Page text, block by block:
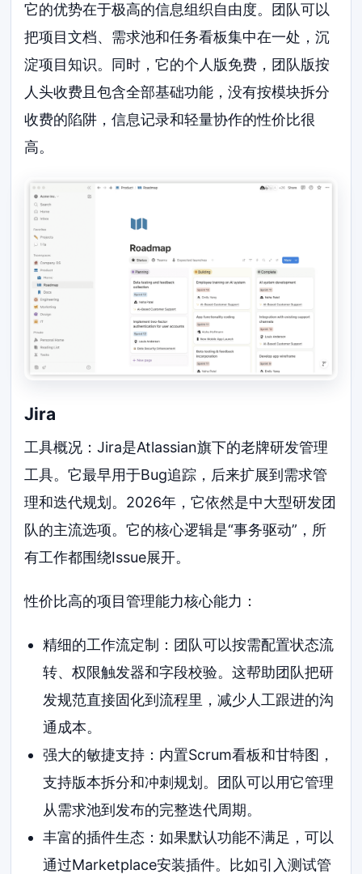
它的优势在于极高的信息组织自由度。团队可以
把项目文档、需求池和任务看板集中在一处，沉
淀项目知识。同时，它的个人版免费，团队版按
人头收费且包含全部基础功能，没有按模块拆分
收费的陷阱，信息记录和轻量协作的性价比很
高。
Jira
工具概况：Jira是Atlassian旗下的老牌研发管理
工具。它最早用于Bug追踪，后来扩展到需求管
理和迭代规划。2026年，它依然是中大型研发团
队的主流选项。它的核心逻辑是“事务驱动”，所
有工作都围绕Issue展开。
性价比高的项目管理能力核心能力：
精细的工作流定制：团队可以按需配置状态流
转、权限触发器和字段校验。这帮助团队把研
发规范直接固化到流程里，减少人工跟进的沟
通成本。
强大的敏捷支持：内置Scrum看板和甘特图，
支持版本拆分和冲刺规划。团队可以用它管理
从需求池到发布的完整迭代周期。
丰富的插件生态：如果默认功能不满足，可以
通过Marketplace安装插件。比如引入测试管